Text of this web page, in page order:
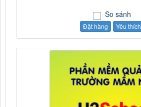
So sánh
Đặt hàng Yêu thích